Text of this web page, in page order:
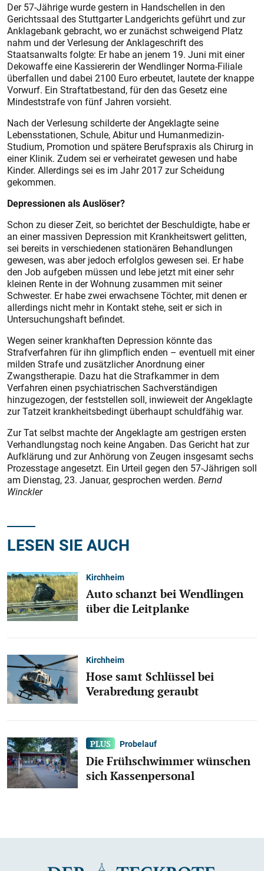
Der 57-Jährige wurde gestern in Handschellen in den
Gerichtssaal des Stuttgarter Landgerichts geführt und zur
Anklagebank gebracht, wo er zunächst schweigend Platz
nahm und der Verlesung der Anklageschrift des
Staatsanwalts folgte: Er habe an jenem 19. Juni mit einer
Dekowaffe eine Kassiererin der Wendlinger Norma-Filiale
überfallen und dabei 2100 Euro erbeutet, lautete der knappe
Vorwurf. Ein Straftatbestand, für den das Gesetz eine
Mindeststrafe von fünf Jahren vorsieht.
Nach der Verlesung schilderte der Angeklagte seine
Lebensstationen, Schule, Abitur und Humanmedizin-
Studium, Promotion und spätere Berufspraxis als Chirurg in
einer Klinik. Zudem sei er verheiratet gewesen und habe
Kinder. Allerdings sei es im Jahr 2017 zur Scheidung
gekommen.
Depressionen als Auslöser?
Schon zu dieser Zeit, so berichtet der Beschuldigte, habe er
an einer massiven Depression mit Krankheitswert gelitten,
sei bereits in verschiedenen stationären Behandlungen
gewesen, was aber jedoch erfolglos gewesen sei. Er habe
den Job aufgeben müssen und lebe jetzt mit einer sehr
kleinen Rente in der Wohnung zusammen mit seiner
Schwester. Er habe zwei erwachsene Töchter, mit denen er
allerdings nicht mehr in Kontakt stehe, seit er sich in
Untersuchungshaft befindet.
Wegen seiner krankhaften Depression könnte das
Strafverfahren für ihn glimpflich enden – eventuell mit einer
milden Strafe und zusätzlicher Anordnung einer
Zwangstherapie. Dazu hat die Strafkammer in dem
Verfahren einen psychiatrischen Sachverständigen
hinzugezogen, der feststellen soll, inwieweit der Angeklagte
zur Tatzeit krankheitsbedingt überhaupt schuldfähig war.
Zur Tat selbst machte der Angeklagte am gestrigen ersten
Verhandlungstag noch keine Angaben. Das Gericht hat zur
Aufklärung und zur Anhörung von Zeugen insgesamt sechs
Prozesstage angesetzt. Ein Urteil gegen den 57-Jährigen soll
am Dienstag, 23. Januar, gesprochen werden. Bernd
Winckler
LESEN SIE AUCH
Kirchheim
Auto schanzt bei Wendlingen
über die Leitplanke
Kirchheim
Hose samt Schlüssel bei
Verabredung geraubt
Probelauf
Die Frühschwimmer wünschen
sich Kassenpersonal